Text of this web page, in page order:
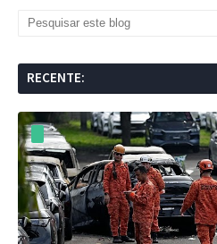
RECENTE: